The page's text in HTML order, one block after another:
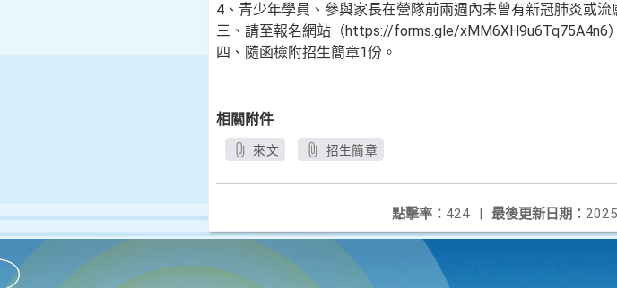
4、青少年學員、參與家長在營隊前兩週內未曾有新冠肺炎或流
三、請至報名網站（https://forms.gle/xMM6XH9u6Tq75A4n6
四、隨函檢附招生簡章1份。
相關附件
來文 招生簡章
最後更新日期：
點擊率： 424 |